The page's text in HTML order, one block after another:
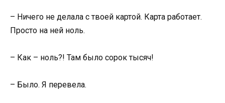
– Ничего не делала с твоей картой. Карта работает.
Просто на ней ноль.
– Как – ноль?! Там было сорок тысяч!
– Было. Я перевела.